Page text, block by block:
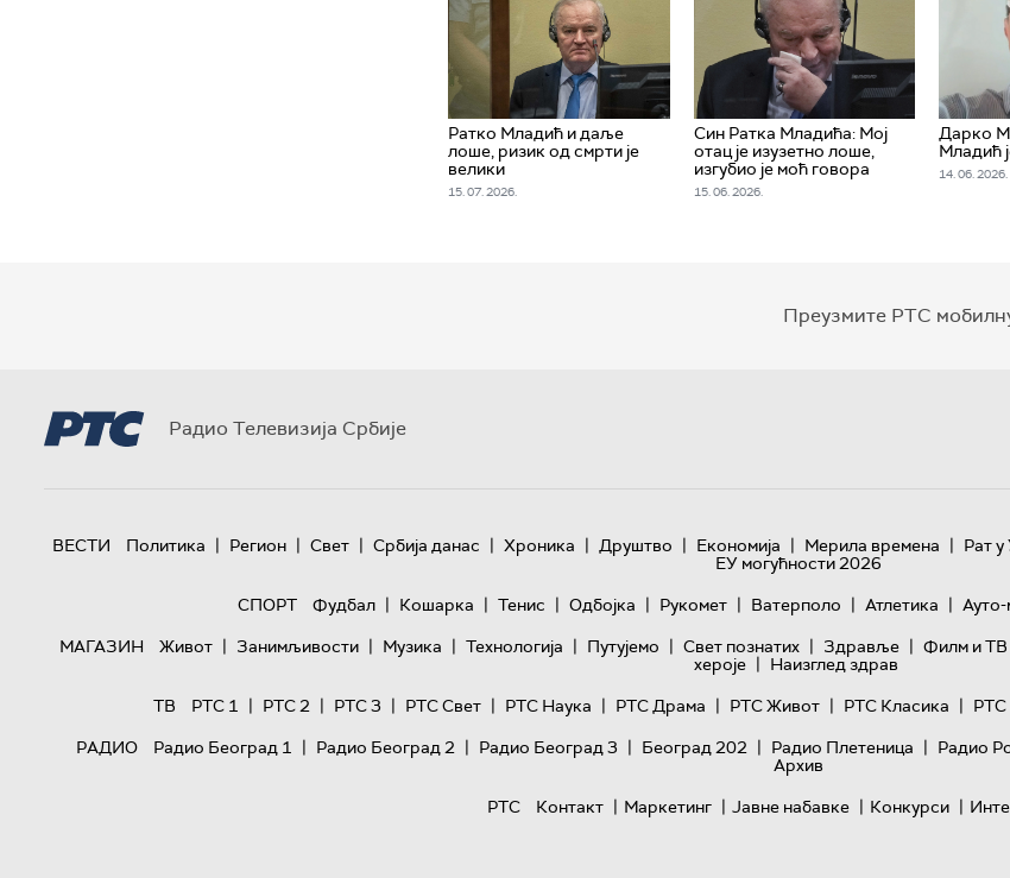
Ратко Младић и даље
лоше, ризик од смрти је
велики
15. 07. 2026.
Син Ратка Младића: Мој
отац је изузетно лоше,
изгубио је моћ говора
15. 06. 2026.
Дарко
Младић
14. 06. 2026.
Преузмите РТС
Радио Телевизија Србије
ВЕСТИ Политика | Регион | Свет | Србија данас | Хроника | Друштво | Економија | Мерила времена | Рат у
ЕУ могућности 2026
СПОРТ
Фудбал | Кошарка | Тенис | Одбојка | Рукомет | Ватерполо | Атлетика |
МАГАЗИН
Живот | Занимљивости | Музика | Технологијa | Путујемо | Свет познатих | Здравље | Филм и ТВ
хероје | Наизглед здрав
ТВ
РТС 1 | РТС 2 | РТС 3 | РТС Свет | РТС Наука | РТС Драма | РТС Живот | РТС Класика | РТС
РАДИО
Радио Београд 1 | Радио Београд 2 | Радио Београд 3 | Београд 202 | Радио Плетеница | Радио
Архив
РТС
Контакт | Маркетинг | Јавне набавке | Конкурси |